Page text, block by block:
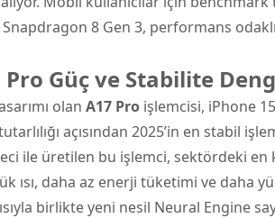
8 Gen 3, performans
Güç ve Stabilite
olan A17 Pro işlemcisi, iPhone
açısından 2025’in en stabil
ile üretilen bu işlemci, sektördeki en
ısı, daha az enerji tüketimi ve daha
birlikte yeni nesil Neural Engine